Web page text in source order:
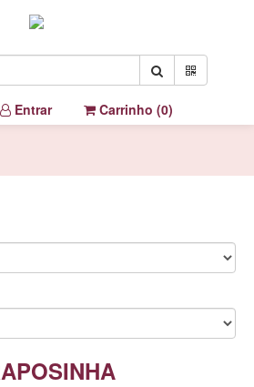
Entrar Carrinho (0)